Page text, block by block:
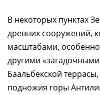
В некоторых пунктах
древних сооружений,
масштабами,
другими
Баальбекской
подножия горы